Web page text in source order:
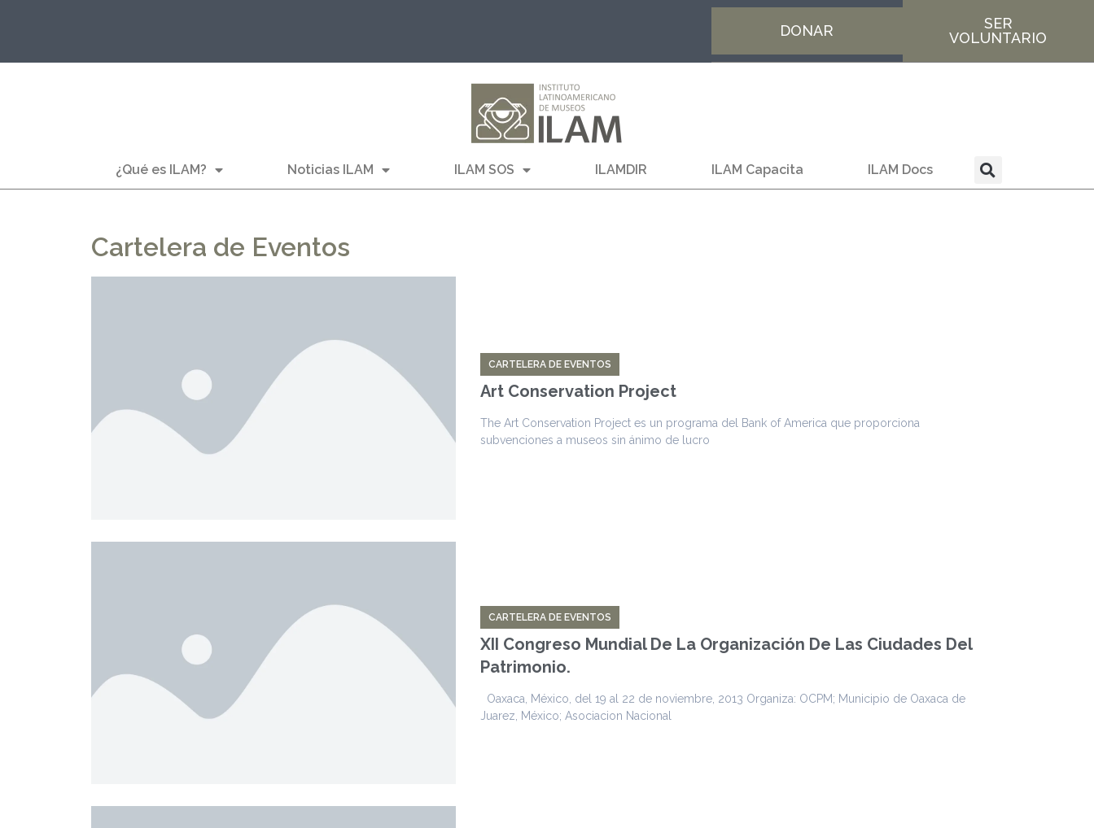
DONAR
SER
VOLUNTARIO
¿Qué es ILAM? Noticias ILAM ILAM SOS ILAMDIR ILAM Capacita ILAM Docs
Cartelera de Eventos
CARTELERA DE EVENTOS
Art Conservation Project
The Art Conservation Project es un programa del Bank of America que proporciona
subvenciones a museos sin ánimo de lucro
CARTELERA DE EVENTOS
XII Congreso Mundial De La Organización De Las Ciudades Del
Patrimonio.
Oaxaca, México, del 19 al 22 de noviembre, 2013 Organiza: OCPM; Municipio de Oaxaca de
Juarez, México; Asociacion Nacional